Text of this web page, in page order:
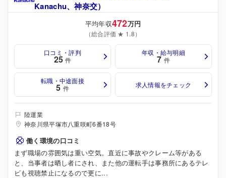
Kanachu、神奈交）
平均年収472万円
（総合評価 ★ 1.8）
口コミ・評判
25 件
年収・給与明細
7 件
転職・中途面接
5 件 求人情報をチェック
陸運業
神奈川県平塚市八重咲町6番18号
働く環境の口コミ
まず職場の雰囲気は重い空気。直近に事故やクレーム等がある
と、当事者は晒し者にされ、また他の運転手は事務所にあるテレ
ビも視聴禁止になるので更に...